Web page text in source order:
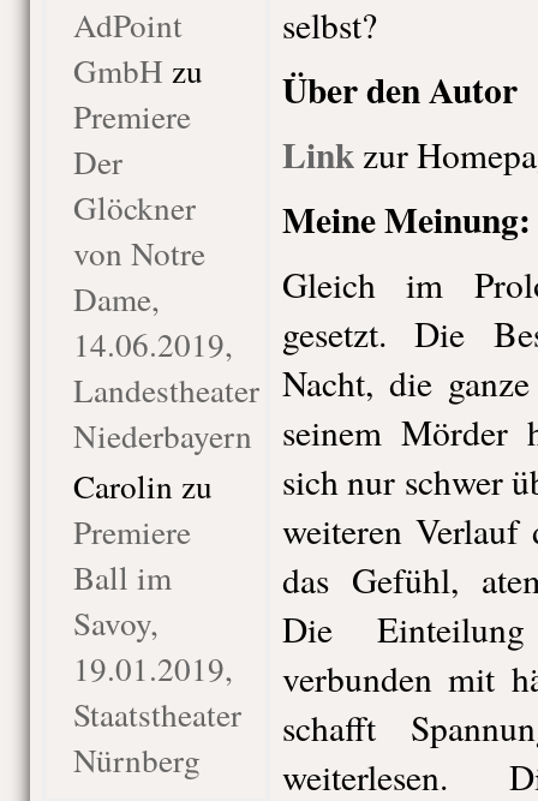
AdPoint
GmbH zu
Premiere
Der
Glöckner
von Notre
Dame,
14.06.2019,
Landestheater
Niederbayern
Carolin zu
Premiere
Ball im
Savoy,
19.01.2019,
Staatstheater
Nürnberg
selbst?
Über den Autor
Linkzur
Meine Meinung:
Gleich im
gesetzt. Die
Nacht, die
seinem Mörder
sich nur schwer
weiteren
das Gefühl,
Die
verbunden mit
schafft
weiterlesen.